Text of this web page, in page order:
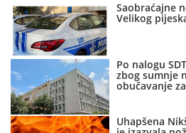
Saobraćajne
Velikog
Po nalogu
zbog sumnje
obučavanje
Uhapšena